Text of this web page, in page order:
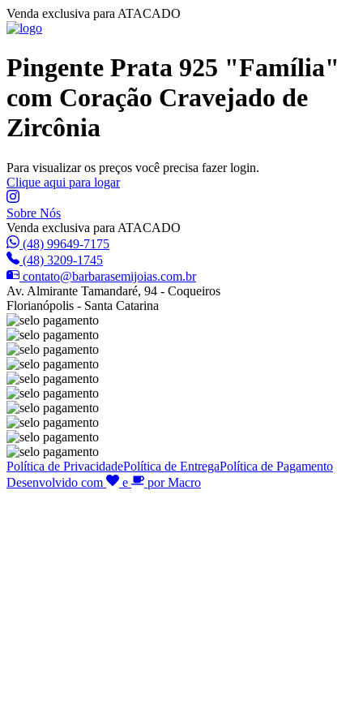
Venda exclusiva para ATACADO
Pingente Prata 925 "Família"
com Coração Cravejado de
Zircônia
Para visualizar os preços você precisa fazer login.
Clique aqui para logar
Sobre Nós
Venda exclusiva para ATACADO
(48) 99649-7175
(48) 3209-1745
contato@barbarasemijoias.com.br
Av. Almirante Tamandaré, 94 - Coqueiros
Florianópolis - Santa Catarina
Política de PrivacidadePolítica de EntregaPolítica de Pagamento
Desenvolvido com
e por Macro